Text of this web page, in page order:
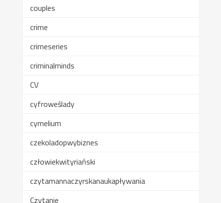
couples
crime
crimeseries
criminalminds
CV
cyfroweślady
cymelium
czekoladopwybiznes
człowiekwityriański
czytamannaczyrskanaukapływania
Czytanie